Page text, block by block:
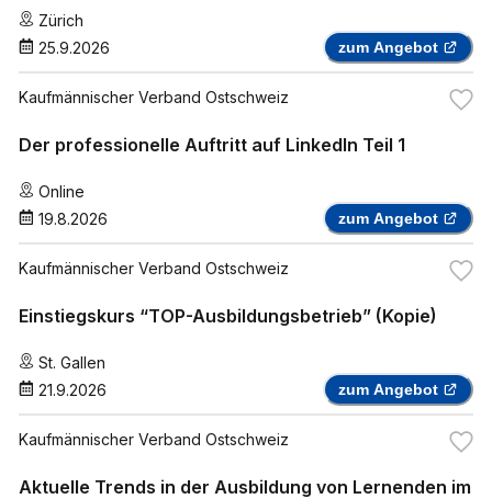
Zürich
25.9.2026
zum Angebot
Kaufmännischer Verband Ostschweiz
Der professionelle Auftritt auf LinkedIn Teil 1
Online
19.8.2026
zum Angebot
Kaufmännischer Verband Ostschweiz
Einstiegskurs “TOP-Ausbildungsbetrieb” (Kopie)
St. Gallen
21.9.2026
zum Angebot
Kaufmännischer Verband Ostschweiz
Aktuelle Trends in der Ausbildung von Lernenden im